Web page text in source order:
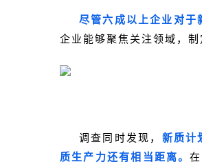
尽管六成以上企业对于
企业能够聚焦关注领域，
调查同时发现， 新质计
质生产力还有相当距离。